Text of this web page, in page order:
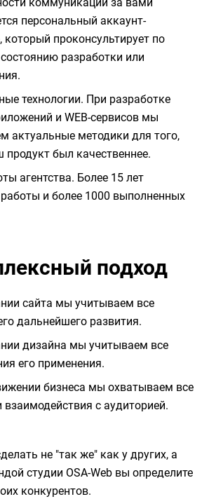
коммуникации за вами
персональный аккаунт-
проконсультирует по
разработки или
технологии. При разработке
и WEB-сервисов мы
актуальные методики для того,
был качественнее.
агентства. Более 15 лет
и более 1000 выполненных
подход
сайта мы учитываем все
дальнейшего развития.
дизайна мы учитываем все
его применения.
бизнеса мы охватываем все
взаимодействия с аудиторией.
не "так же" как у других, а
студии OSA-Web вы определите
конкурентов.